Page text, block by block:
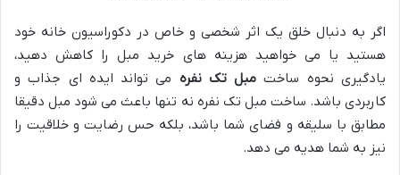
اگر به دنبال خلق یک اثر شخصی و خاص در دکوراسیون خانه خود
هستید یا می خواهید هزینه های خرید مبل را کاهش دهید،
یادگیری نحوه ساخت مبل تک نفره می تواند ایده ای جذاب و
کاربردی باشد. ساخت مبل تک نفره نه تنها باعث می شود مبل دقیقا
مطابق با سلیقه و فضای شما باشد، بلکه حس رضایت و خلاقیت را
نیز به شما هدیه می دهد.